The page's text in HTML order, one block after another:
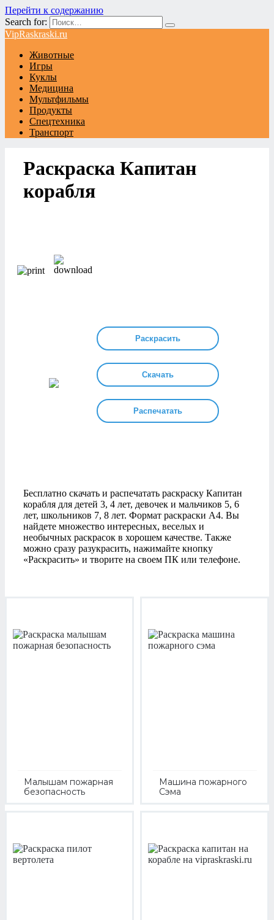
Перейти к содержанию
Search for:
VipRaskraski.ru
Животные
Игры
Куклы
Медицина
Мультфильмы
Продукты
Спецтехника
Транспорт
Раскраска Капитан
корабля
Раскрасить
Скачать
Распечатать
Бесплатно скачать и распечатать раскраску Капитан
корабля для детей 3, 4 лет, девочек и мальчиков 5, 6
лет, школьников 7, 8 лет. Формат раскраски А4. Вы
найдете множество интересных, веселых и
необычных раскрасок в хорошем качестве. Также
можно сразу разукрасить, нажимайте кнопку
«Раскрасить» и творите на своем ПК или телефоне.
Малышам пожарная
безопасность
Машина пожарного
Сэма